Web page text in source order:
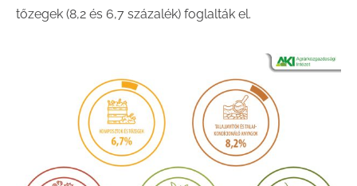
tőzegek (8,2 és 6,7 százalék) foglalták el.